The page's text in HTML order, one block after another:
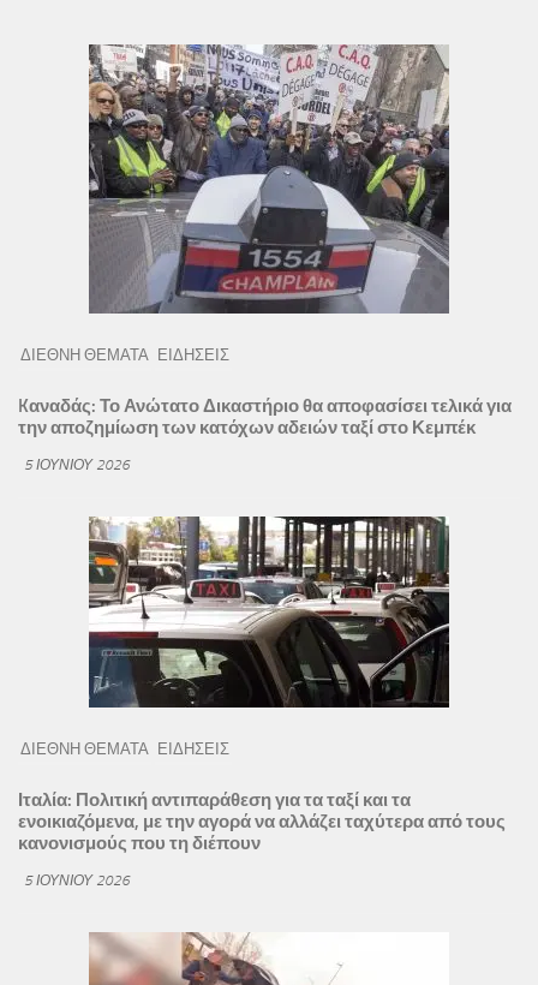
ΔΙΕΘΝΗ ΘΕΜΑΤΑ ΕΙΔΗΣΕΙΣ
Kαναδάς: Το Ανώτατο Δικαστήριο θα αποφασίσει τελικά για
την αποζημίωση των κατόχων αδειών ταξί στο Κεμπέκ
5 ΙΟΥΝΊΟΥ 2026
ΔΙΕΘΝΗ ΘΕΜΑΤΑ ΕΙΔΗΣΕΙΣ
Ιταλία: Πολιτική αντιπαράθεση για τα ταξί και τα
ενοικιαζόμενα, με την αγορά να αλλάζει ταχύτερα από τους
κανονισμούς που τη διέπουν
5 ΙΟΥΝΊΟΥ 2026